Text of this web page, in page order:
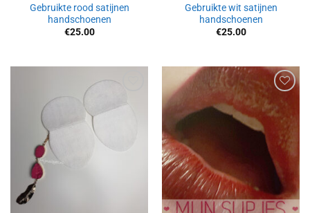
Gebruikte rood satijnen
handschoenen
€25.00
Gebruikte wit satijnen
handschoenen
€25.00
verlanglijst
Aan
verlanglijst
toevoegen